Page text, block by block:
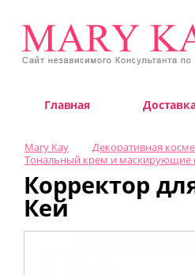
Главная
Mary Kay
Декоративная
Тональный крем и маскирующие
Корректор
Кей